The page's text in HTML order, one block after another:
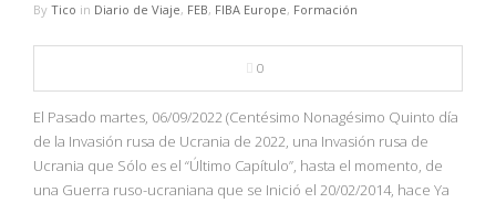
By Tico in Diario de Viaje, FEB, FIBA Europe, Formación
0
El Pasado martes, 06/09/2022 (Centésimo Nonagésimo Quinto día
de la Invasión rusa de Ucrania de 2022, una Invasión rusa de
Ucrania que Sólo es el “Último Capítulo”, hasta el momento, de
una Guerra ruso-ucraniana que se Inició el 20/02/2014, hace Ya